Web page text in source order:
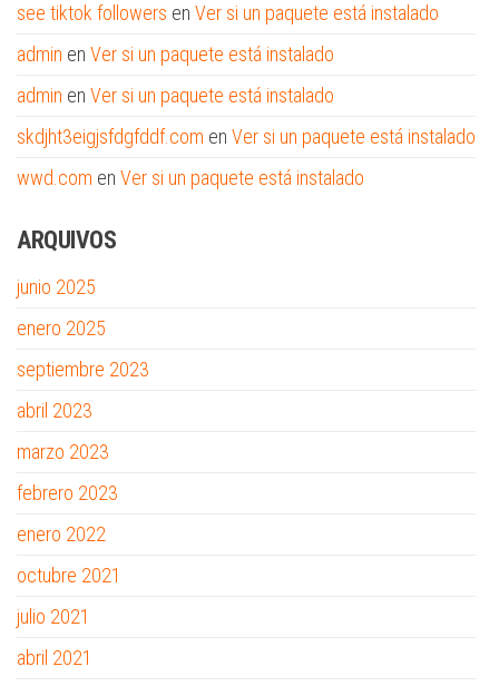
see tiktok followers en Ver si un paquete está instalado
admin en Ver si un paquete está instalado
admin en Ver si un paquete está instalado
skdjht3eigjsfdgfddf.com en Ver si un paquete está instalado
wwd.com en Ver si un paquete está instalado
ARQUIVOS
junio 2025
enero 2025
septiembre 2023
abril 2023
marzo 2023
febrero 2023
enero 2022
octubre 2021
julio 2021
abril 2021